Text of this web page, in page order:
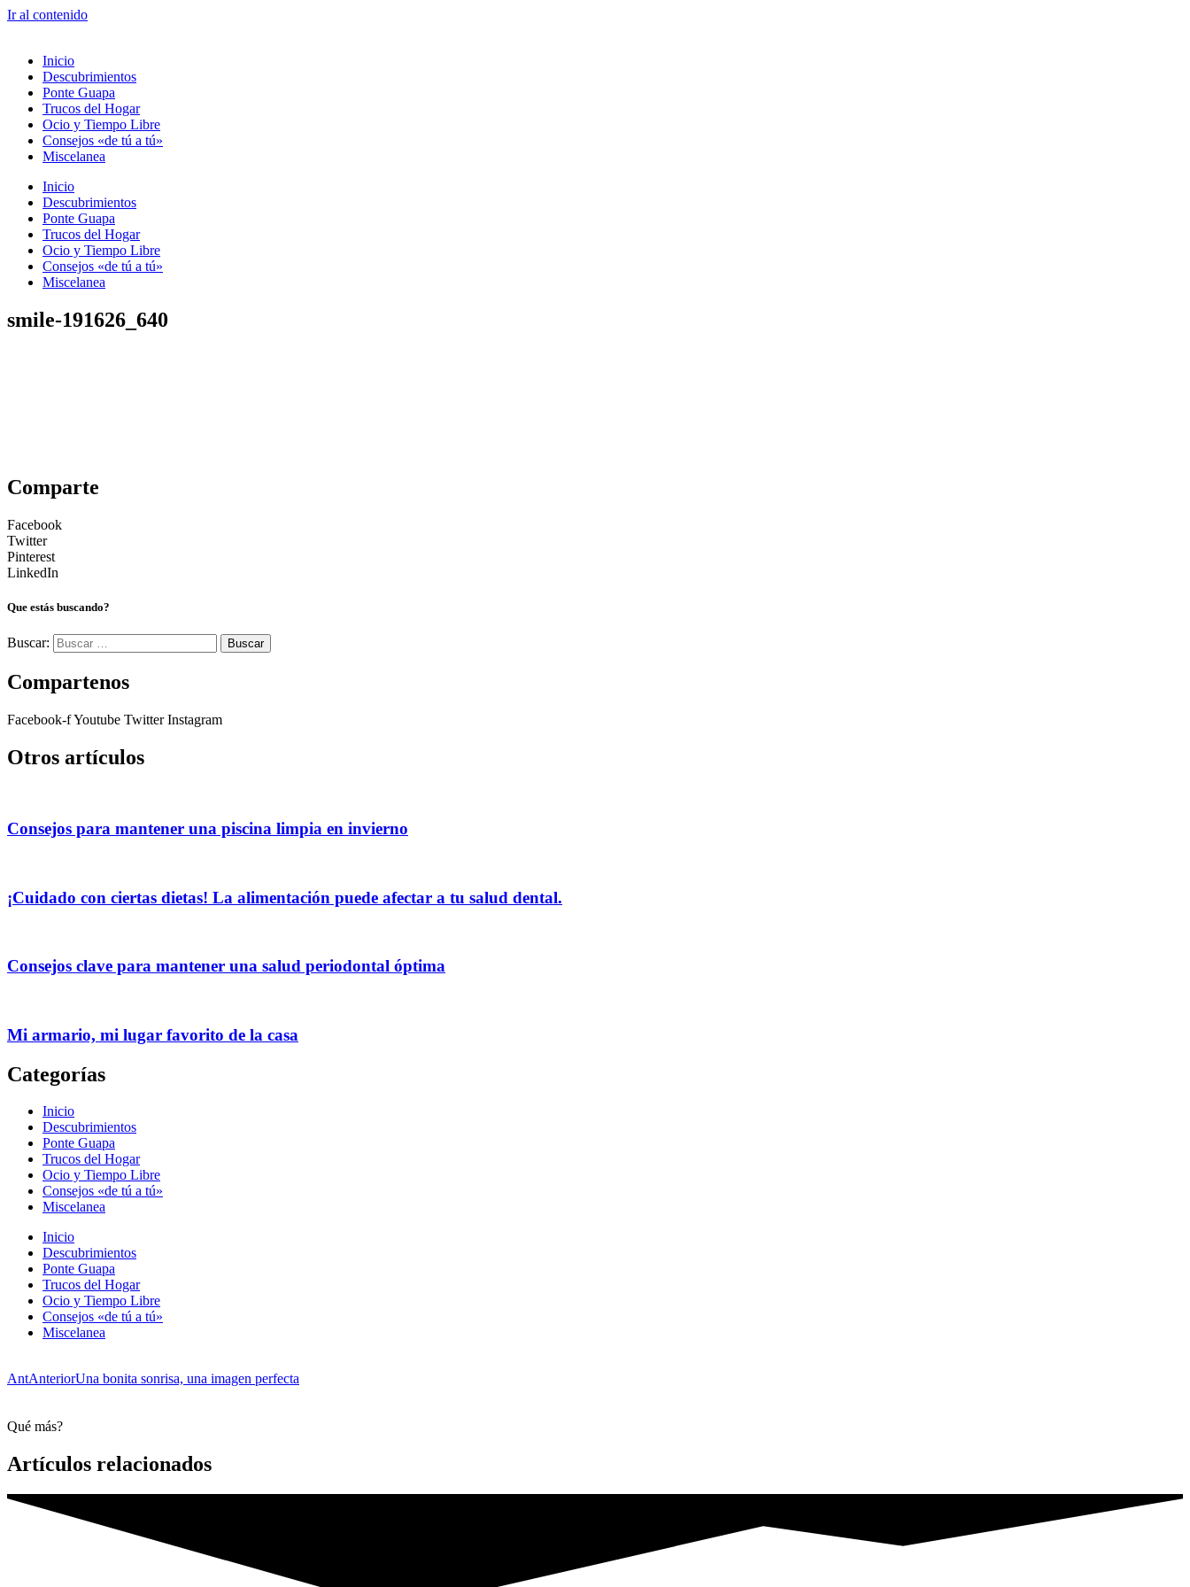
Ir al contenido
Inicio
Descubrimientos
Ponte Guapa
Trucos del Hogar
Ocio y Tiempo Libre
Consejos «de tú a tú»
Miscelanea
Inicio
Descubrimientos
Ponte Guapa
Trucos del Hogar
Ocio y Tiempo Libre
Consejos «de tú a tú»
Miscelanea
smile-191626_640
Comparte
Facebook
Twitter
Pinterest
LinkedIn
Que estás buscando?
Buscar:
Compartenos
Facebook-fYoutube Twitter Instagram
Otros artículos
Consejos para mantener una piscina limpia en invierno
¡Cuidado con ciertas dietas! La alimentación puede afectar a tu salud dental.
Consejos clave para mantener una salud periodontal óptima
Mi armario, mi lugar favorito de la casa
Categorías
Inicio
Descubrimientos
Ponte Guapa
Trucos del Hogar
Ocio y Tiempo Libre
Consejos «de tú a tú»
Miscelanea
Inicio
Descubrimientos
Ponte Guapa
Trucos del Hogar
Ocio y Tiempo Libre
Consejos «de tú a tú»
Miscelanea
AntAnteriorUna bonita sonrisa, una imagen perfecta
Qué más?
Artículos relacionados